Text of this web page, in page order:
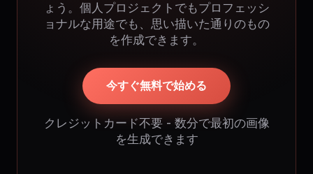
ょう。個人プロジェクトでもプロフェッシ
ョナルな用途でも、思い描いた通りのもの
を作成できます。
今すぐ無料で始める
クレジットカード不要 - 数分で最初の画像
を生成できます